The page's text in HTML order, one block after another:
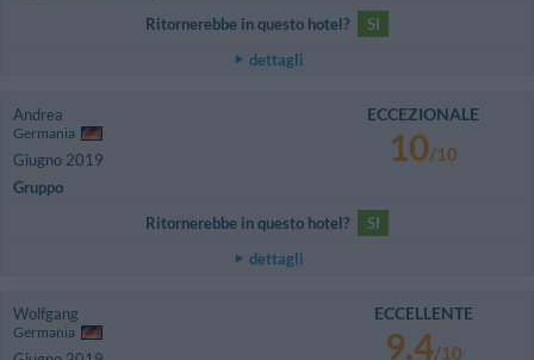
Ritornerebbe in questo hotel?
SI
dettagli
Andrea
Germania
Giugno 2019
Gruppo
ECCEZIONALE
10/10
Ritornerebbe in questo hotel?
SI
dettagli
Wolfgang
Germania
ECCELLENTE
9.4/10